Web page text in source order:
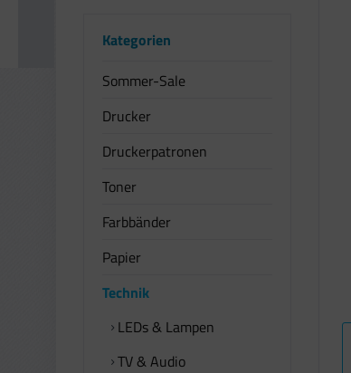
Kategorien
Sommer-Sale
Drucker
Druckerpatronen
Toner
Farbbänder
Papier
Technik
LEDs & Lampen
TV & Audio